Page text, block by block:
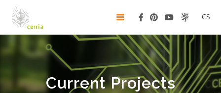
CS
Current Projects